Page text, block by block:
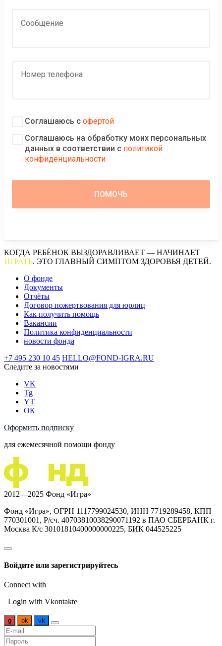
Сообщение
Номер телефона
Соглашаюсь с офертой
Соглашаюсь на обработку моих персональных
данных в соответствии с политикой
конфиденциальности
КОГДА РЕБЁНОК ВЫЗДОРАВЛИВАЕТ — НАЧИНАЕТ
ИГРАТЬ. ЭТО ГЛАВНЫЙ СИМПТОМ ЗДОРОВЬЯ ДЕТЕЙ.
О фонде
Документы
Отчёты
Договор пожертвования для юрлиц
Как получить помощь
Вакансии
Политика конфиденциальности
новости фонда
+7 495 230 10 45 HELLO@FOND-IGRA.RU
Следите за новостями
VK
Tg
YT
ОК
Оформить подписку
для ежемесячной помощи фонду
2012—2025 Фонд «Игра»
Фонд «Игра», ОГРН 1117799024530, ИНН 7719289458, КПП
770301001, Р/сч. 40703810038290071192 в ПАО СБЕРБАНК г.
Москва К/с 30101810400000000225, БИК 044525225
Войдите или зарегистрируйтесь
Connect with
Login with Vkontakte
g ok vk